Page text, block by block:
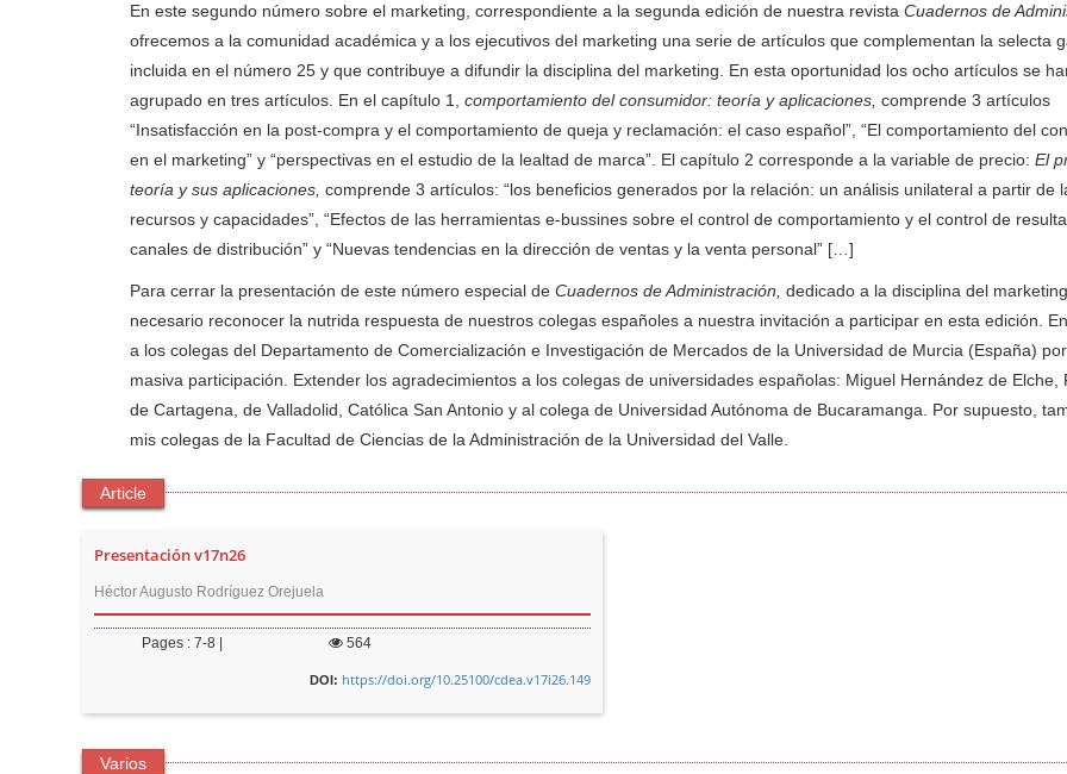
En este segundo número sobre el marketing, correspondiente a la segunda edición de nuestra revistaCuadernos de
ofrecemos a la comunidad académica y a los ejecutivos del marketing una serie de artículos que complementan la selecta
incluida en el número 25 y que contribuye a difundir la disciplina del marketing. En esta oportunidad los ocho artículos se
agrupado en tres artículos. En el capítulo 1,comportamiento del consumidor: teoría y aplicaciones,comprende 3 artículos
“Insatisfacción en la post-compra y el comportamiento de queja y reclamación: el caso español”, “El comportamiento del
en el marketing” y “perspectivas en el estudio de la lealtad de marca”. El capítulo 2 corresponde a la variable de precio:El
teoría y sus aplicaciones,comprende 3 artículos: “los beneficios generados por la relación: un análisis unilateral a partir de
recursos y capacidades”, “Efectos de las herramientas e-bussines sobre el control de comportamiento y el control de
canales de distribución” y “Nuevas tendencias en la dirección de ventas y la venta personal” […]
Para cerrar la presentación de este número especial deCuadernos de Administración,dedicado a la disciplina del
necesario reconocer la nutrida respuesta de nuestros colegas españoles a nuestra invitación a participar en esta edición.
a los colegas del Departamento de Comercialización e Investigación de Mercados de la Universidad de Murcia (España)
masiva participación. Extender los agradecimientos a los colegas de universidades españolas: Miguel Hernández de Elche,
de Cartagena, de Valladolid, Católica San Antonio y al colega de Universidad Autónoma de Bucaramanga. Por supuesto,
mis colegas de la Facultad de Ciencias de la Administración de la Universidad del Valle.
Article
Presentación v17n26
Héctor Augusto Rodríguez Orejuela
Pages : 7-8 | 564
DOI: https://doi.org/10.25100/cdea.v17i26.149
Varios